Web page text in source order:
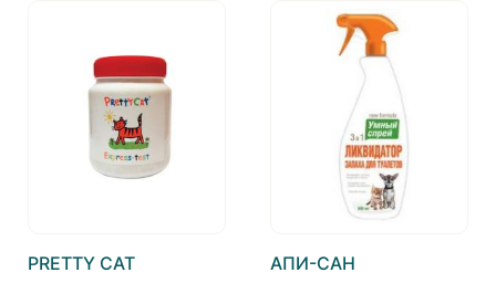
PRETTY CAT АПИ-САН